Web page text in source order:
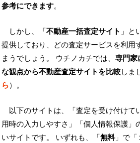
参考にできます。
しかし、「不動産一括査定サイト 」と
提供しており、どの査定サービスを利用
まうでしょう。 ウチノカチでは、 専門家
な観点から不動産査定サイトを比較しま
ら）。
以下のサイトは、「査定を受け付けて
用時の入力しやすさ」「個人情報保護」
いサイトです。 いずれも、「無料」で「